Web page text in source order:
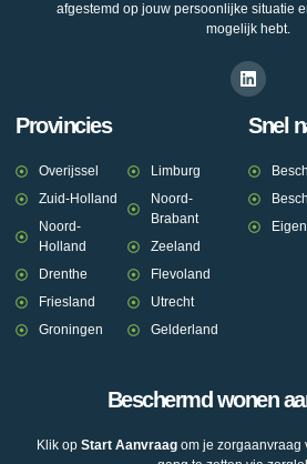
afgestemd op jouw persoonlijke situatie
mogelijk hebt.
Provincies
Overijssel
Zuid-Holland
Noord-
Holland
Drenthe
Friesland
Groningen
Limburg
Noord-
Brabant
Zeeland
Flevoland
Utrecht
Gelderland
Snel
Beschermd wonen
Klik op Start Aanvraagom je zorgaanvraag